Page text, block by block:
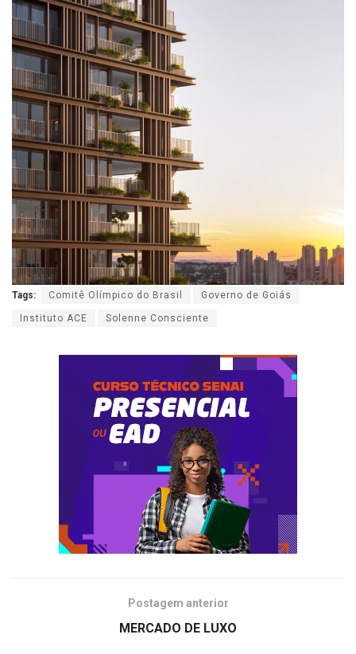
Tags: Comitê Olímpico do Brasil Governo de Goiás
Instituto ACE Solenne Consciente
Postagem anterior
MERCADO DE LUXO